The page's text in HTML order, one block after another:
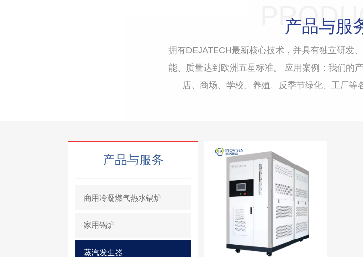
产品与服
拥有DEJATECH最新核心技术，并具有独立研发
能、质量达到欧洲五星标准。 应用案例：我们的
店、商场、学校、养殖、反季节绿化、工厂等
产品与服务
商用冷凝燃气热水锅炉
家用锅炉
蒸汽发生器